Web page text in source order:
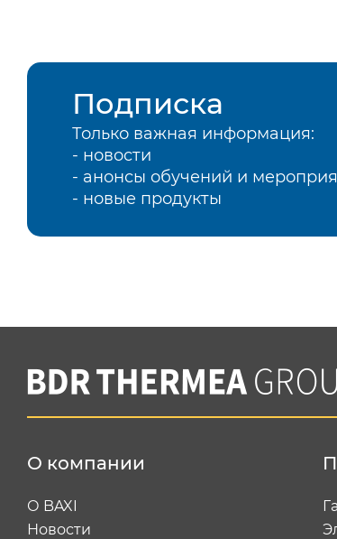
Подписка
Только важная информация:
- новости
- анонсы обучений и
- новые продукты
О компании
О BAXI
Новости